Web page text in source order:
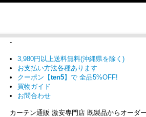
-
3,980円以上送料無料(沖縄県を除く)
お支払い方法各種あります
クーポン【ten5】で 全品5%OFF!
買物ガイド
お問合わせ
カーテン通販 激安専門店 既製品からオーダ